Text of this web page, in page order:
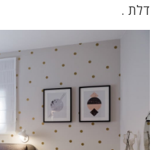
דלת .